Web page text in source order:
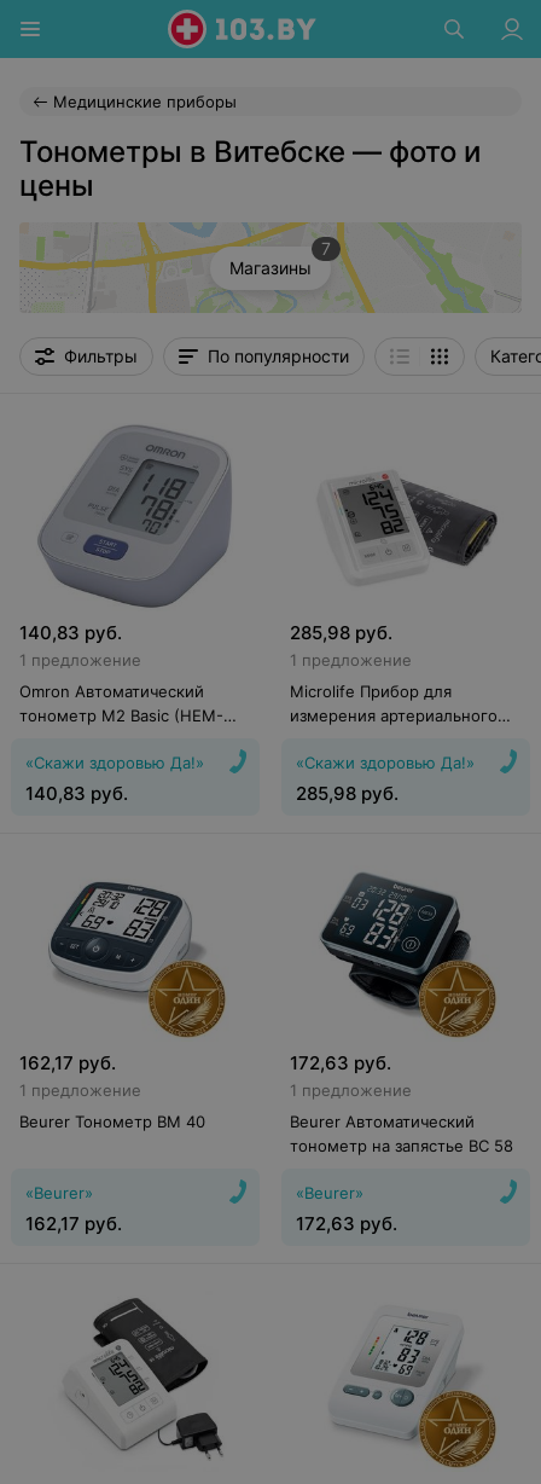
Медицинские приборы
Тонометры в Витебске — фото и
цены
Магазины
7
Фильтры По популярности
140,83 руб.
1 предложение
Omron Автоматический
тонометр M2 Basic (HEM-
«Скажи здоровью Да!»
140,83 руб.
285,98 руб.
1 предложение
Microlife Прибор для
измерения артериального
AFIB с принадлежностями
«Скажи здоровью Да!»
285,98 руб.
162,17 руб.
1 предложение
Beurer Тонометр BM 40
«Beurer»
162,17 руб.
172,63 руб.
1 предложение
Beurer Автоматический
тонометр на запястье BC 58
«Beurer»
172,63 руб.